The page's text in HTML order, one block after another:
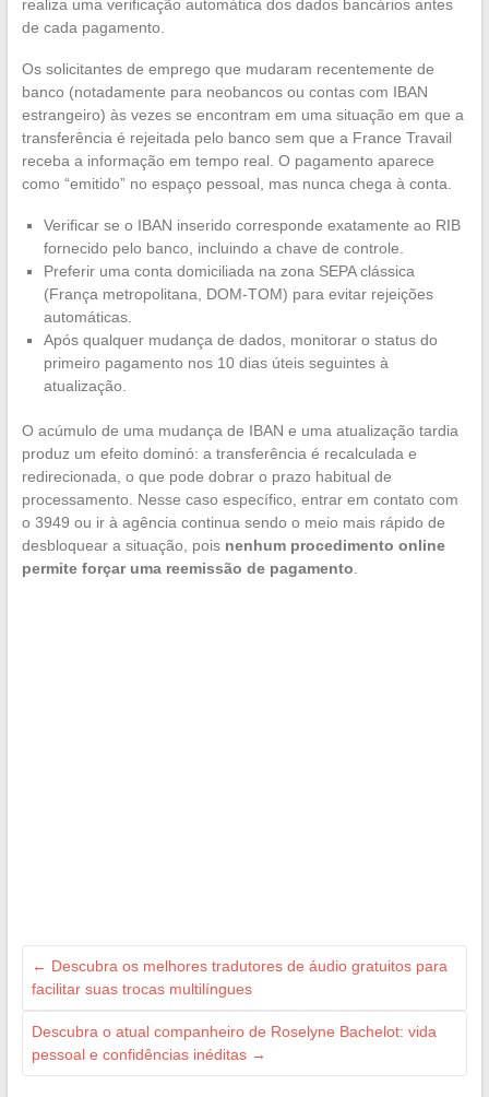
realiza uma verificação automática dos dados bancários antes
de cada pagamento.
Os solicitantes de emprego que mudaram recentemente de
banco (notadamente para neobancos ou contas com IBAN
estrangeiro) às vezes se encontram em uma situação em que a
transferência é rejeitada pelo banco sem que a France Travail
receba a informação em tempo real. O pagamento aparece
como “emitido” no espaço pessoal, mas nunca chega à conta.
Verificar se o IBAN inserido corresponde exatamente ao RIB
fornecido pelo banco, incluindo a chave de controle.
Preferir uma conta domiciliada na zona SEPA clássica
(França metropolitana, DOM-TOM) para evitar rejeições
automáticas.
Após qualquer mudança de dados, monitorar o status do
primeiro pagamento nos 10 dias úteis seguintes à
atualização.
O acúmulo de uma mudança de IBAN e uma atualização tardia
produz um efeito dominó: a transferência é recalculada e
redirecionada, o que pode dobrar o prazo habitual de
processamento. Nesse caso específico, entrar em contato com
o 3949 ou ir à agência continua sendo o meio mais rápido de
desbloquear a situação, pois nenhum procedimento online
permite forçar uma reemissão de pagamento.
← Descubra os melhores tradutores de áudio gratuitos para
facilitar suas trocas multilíngues
Descubra o atual companheiro de Roselyne Bachelot: vida
pessoal e confidências inéditas →